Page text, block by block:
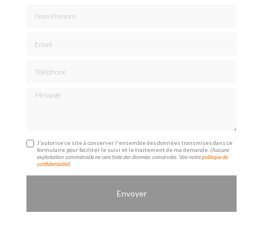
Message
J'autorise ce site à conserver l'ensemble des données transmises dans ce
formulaire pour faciliter le suivi et le traitement de ma demande.(Aucune
exploitation commerciale ne sera faite des données conservées. Voir notrepolitique de
confidentialité)